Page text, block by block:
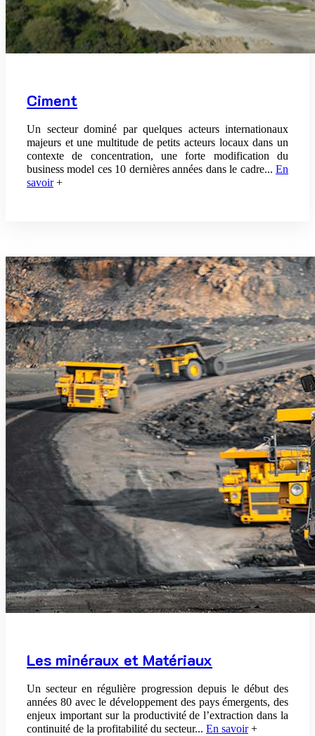
Ciment
Un secteur dominé par quelques acteurs internationaux
majeurs et une multitude de petits acteurs locaux dans un
contexte de concentration, une forte modification du
business model ces 10 dernières années dans le cadre...En
savoir+
Les minéraux et Matériaux
Un secteur en régulière progression depuis le début des
années 80 avec le développement des pays émergents, des
enjeux important sur la productivité de l’extraction dans la
continuité de la profitabilité du secteur... En savoir+